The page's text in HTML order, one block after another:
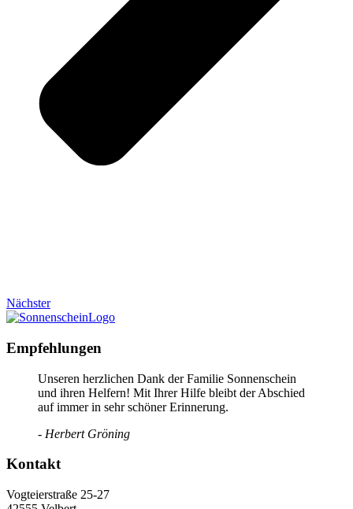
Nächster
Empfehlungen
Unseren herzlichen Dank der Familie Sonnenschein
und ihren Helfern! Mit Ihrer Hilfe bleibt der Abschied
auf immer in sehr schöner Erinnerung.
- Herbert Gröning
Kontakt
Vogteierstraße 25-27